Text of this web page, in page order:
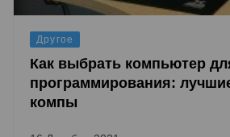
Другое
Как выбрать компьютер
программирования:
компы